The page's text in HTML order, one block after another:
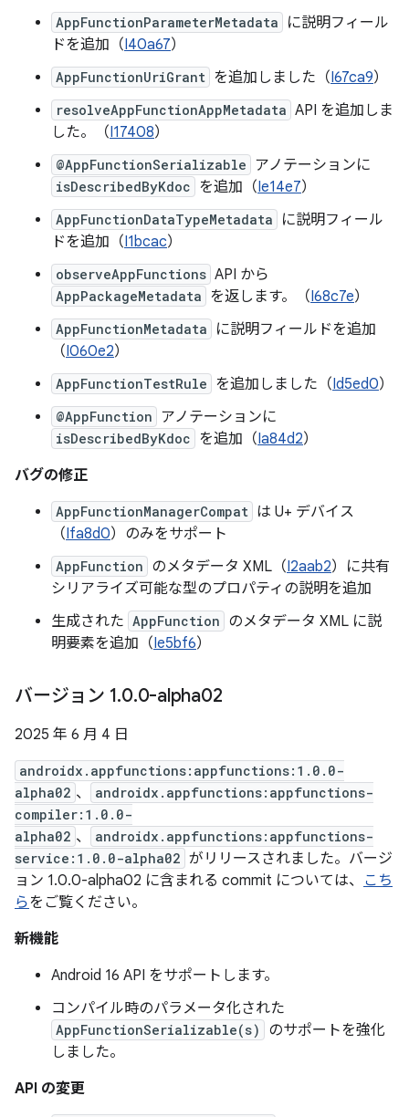
AppFunctionParameterMetadata
に説明フィール
ドを追加（I40a67）
AppFunctionUriGrant を追加しました（I67ca9）
resolveAppFunctionAppMetadata API を追加しま
した。（I17408）
@AppFunctionSerializable アノテーションに
isDescribedByKdoc を追加（Ie14e7）
AppFunctionDataTypeMetadata
に説明フィール
ドを追加（I1bcac）
observeAppFunctions API から
AppPackageMetadata を返します。（I68c7e）
AppFunctionMetadata
に説明フィールドを追加
（I060e2）
AppFunctionTestRule を追加しました（Id5ed0）
@AppFunction アノテーションに
isDescribedByKdoc を追加（Ia84d2）
バグの修正
AppFunctionManagerCompat は U+ デバイス
（Ifa8d0）のみをサポート
AppFunction のメタデータ XML（I2aab2）に共有
シリアライズ可能な型のプロパティの説明を追加
生成された AppFunction のメタデータ XML に説
明要素を追加（Ie5bf6）
バージョン 1.0.0-alpha02
2025 年 6 月 4 日
androidx.appfunctions:appfunctions:1.0.0-
alpha02 、
androidx.appfunctions:appfunctions-
compiler:1.0.0-
alpha02 、
androidx.appfunctions:appfunctions-
service:1.0.0-alpha02 がリリースされました。バージ
ョン 1.0.0-alpha02 に含まれる commit については、 こち
らをご覧ください。
新機能
Android 16 API をサポートします。
コンパイル時のパラメータ化された
AppFunctionSerializable(s)
のサポートを強化
しました。
API の変更